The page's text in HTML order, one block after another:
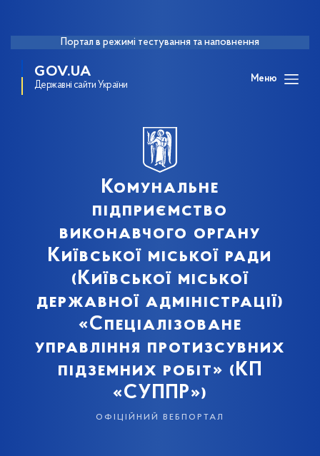
Портал в режимі тестування та наповнення
GOV.UA
Державні сайти України
Меню
Комунальне
підприємство
виконавчого органу
Київської міської ради
(Київської міської
державної адміністрації)
«Спеціалізоване
управління протизсувних
підземних робіт» (КП
«СУППР»)
офіційний вебпортал